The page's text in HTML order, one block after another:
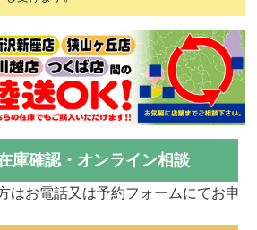
庫確認・オンライン相談
はお電話又は予約フォームにてお申